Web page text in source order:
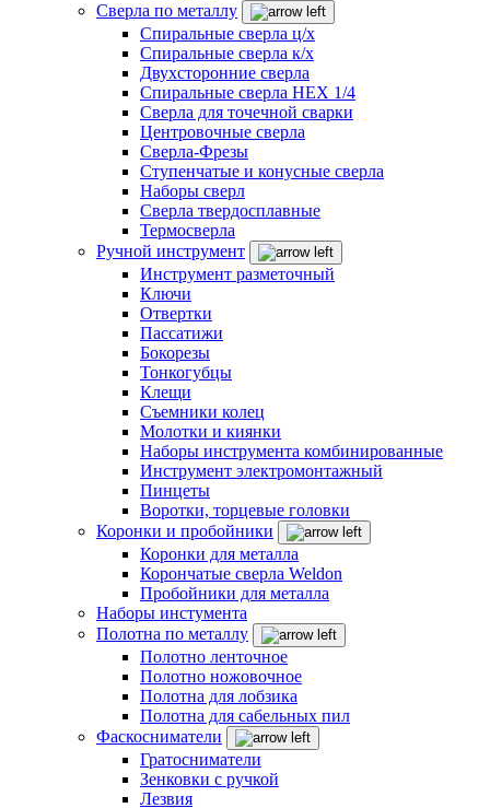
Сверла по металлу
Спиральные сверла ц/х
Спиральные сверла к/х
Двухсторонние сверла
Спиральные сверла HEX 1/4
Сверла для точечной сварки
Центровочные сверла
Сверла-Фрезы
Ступенчатые и конусные сверла
Наборы сверл
Сверла твердосплавные
Термосверла
Ручной инструмент
Инструмент разметочный
Ключи
Отвертки
Пассатижи
Бокорезы
Тонкогубцы
Клещи
Съемники колец
Молотки и киянки
Наборы инструмента комбинированные
Инструмент электромонтажный
Пинцеты
Воротки, торцевые головки
Коронки и пробойники
Коронки для металла
Корончатые сверла Weldon
Пробойники для металла
Наборы инстумента
Полотна по металлу
Полотно ленточное
Полотно ножовочное
Полотна для лобзика
Полотна для сабельных пил
Фаскосниматели
Гратосниматели
Зенковки с ручкой
Лезвия